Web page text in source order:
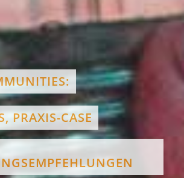
PRAXIS-CASE